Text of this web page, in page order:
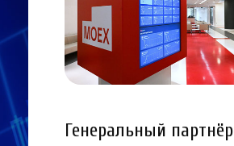
Генеральный партнёр